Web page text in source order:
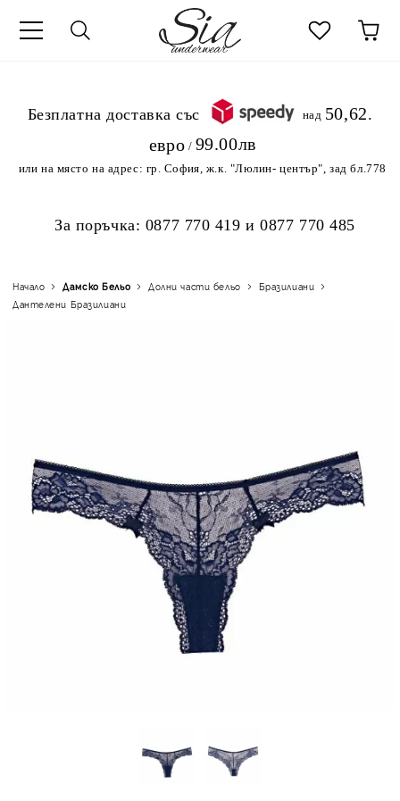
.Безплатна доставка със
над 50,62
евро / 99.00лв
или на място на адрес: гр. София, ж.к. "Люлин- център", зад бл.778
За поръчка: 0877 770 419 и0877 770 485
Начало Дамско Бельо Долни части бельо
Бразилиани
Дантелени Бразилиани